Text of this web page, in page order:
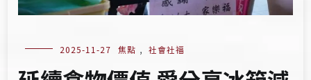
2025-11-27 焦點 , 社會社福